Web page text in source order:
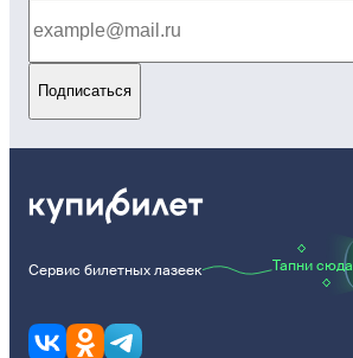
Подписаться
Сервис билетных лазеек Тапни сюда